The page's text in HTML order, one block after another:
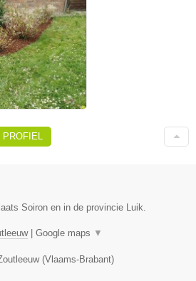
PROFIEL
Soiron en in de provincie Luik.
| Google maps ▼
(Vlaams-Brabant)